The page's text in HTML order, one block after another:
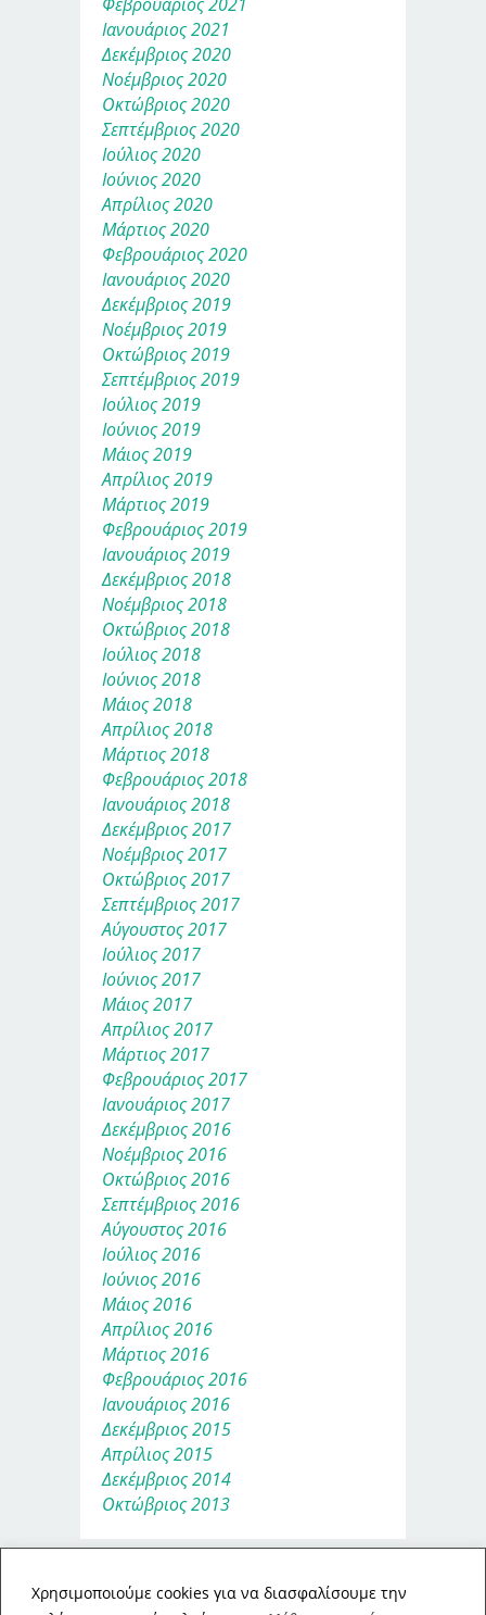
Xρησιμοποιούμε cookies για να διασφαλίσουμε την
Ιανουάριος 2021
Δεκέμβριος 2020
Νοέμβριος 2020
Οκτώβριος 2020
Σεπτέμβριος 2020
Ιούλιος 2020
Ιούνιος 2020
Απρίλιος 2020
Μάρτιος 2020
Φεβρουάριος 2020
Ιανουάριος 2020
Δεκέμβριος 2019
Νοέμβριος 2019
Οκτώβριος 2019
Σεπτέμβριος 2019
Ιούλιος 2019
Ιούνιος 2019
Μάιος 2019
Απρίλιος 2019
Μάρτιος 2019
Φεβρουάριος 2019
Ιανουάριος 2019
Δεκέμβριος 2018
Νοέμβριος 2018
Οκτώβριος 2018
Ιούλιος 2018
Ιούνιος 2018
Μάιος 2018
Απρίλιος 2018
Μάρτιος 2018
Φεβρουάριος 2018
Ιανουάριος 2018
Δεκέμβριος 2017
Νοέμβριος 2017
Οκτώβριος 2017
Σεπτέμβριος 2017
Αύγουστος 2017
Ιούλιος 2017
Ιούνιος 2017
Μάιος 2017
Απρίλιος 2017
Μάρτιος 2017
Φεβρουάριος 2017
Ιανουάριος 2017
Δεκέμβριος 2016
Νοέμβριος 2016
Οκτώβριος 2016
Σεπτέμβριος 2016
Αύγουστος 2016
Ιούλιος 2016
Ιούνιος 2016
Μάιος 2016
Απρίλιος 2016
Μάρτιος 2016
Φεβρουάριος 2016
Ιανουάριος 2016
Δεκέμβριος 2015
Απρίλιος 2015
Δεκέμβριος 2014
Οκτώβριος 2013